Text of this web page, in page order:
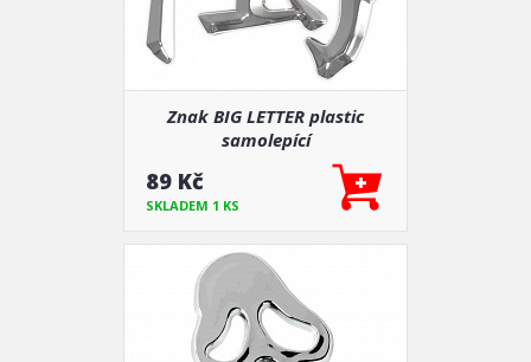
Znak BIG LETTER plastic
samolepící
89 Kč
SKLADEM 1 KS